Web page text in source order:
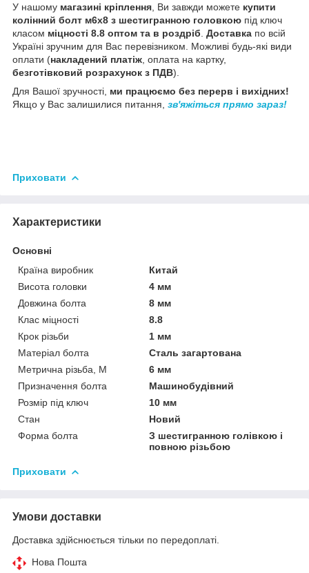
У нашому магазині кріплення, Ви завжди можете купити
колінний болт м6х8 з шестигранною головкою під ключ
класом міцності 8.8 оптом та в роздріб. Доставка по всій
Україні зручним для Вас перевізником. Можливі будь-які види
оплати (накладений платіж, оплата на картку,
безготівковий розрахунок з ПДВ).
Для Вашої зручності, ми працюємо без перерв і вихідних!
Якщо у Вас залишилися питання, зв'яжіться прямо зараз!
Приховати
Характеристики
Основні
Країна виробник
Китай
Висота головки
4 мм
Довжина болта
8 мм
Клас міцності
8.8
Крок різьби
1 мм
Матеріал болта
Сталь загартована
Метрична різьба, М
6 мм
Призначення болта
Машинобудівний
Розмір під ключ
10 мм
Стан
Новий
Форма болта
З шестигранною голівкою і
повною різьбою
Приховати
Умови доставки
Доставка здійснюється тільки по передоплаті.
Нова Пошта